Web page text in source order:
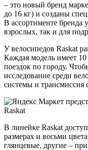
– это новый бренд
до 16 кг) и созданы
В ассортименте бренда
взрослых, так и для
У велосипедов Raskat
Каждая модель имеет 10
поездок по городу.
исследование среди
системы и трансмиссия
В линейке Raskat
размерах и восьми
глянцевые, другие –